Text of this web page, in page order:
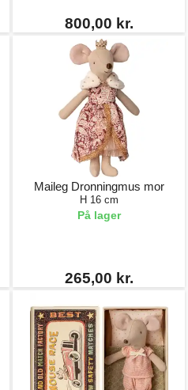
800,00 kr.
Maileg Dronningmus mor
H 16 cm
På lager
265,00 kr.